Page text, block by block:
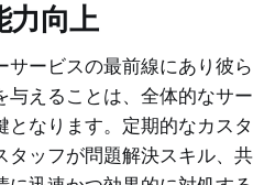
力向上
サービスの最前線にあり彼ら
与えることは、全体的なサー
となります。定期的なカスタ
タッフが問題解決スキル、共